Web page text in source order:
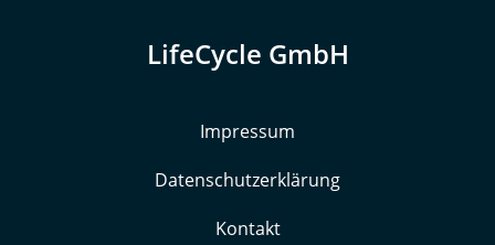
LifeCycle GmbH
Impressum
Datenschutzerklärung
Kontakt